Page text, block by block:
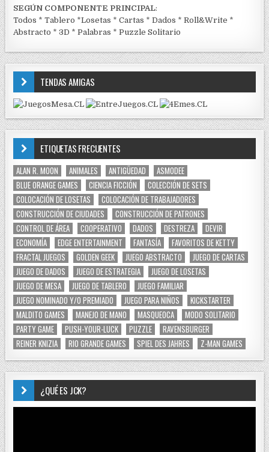
SEGÚN COMPONENTE PRINCIPAL:
Todos *Tablero *Losetas *Cartas *Dados *Roll&Write *
Abstracto *3D *Palabras *Puzzle Solitario
TENDAS AMIGAS
ETIQUETAS FRECUENTES
ALAN R. MOON ANIMALES ANTIGÜEDAD
ASMODEE
BLUE ORANGE GAMES
CIENCIA FICCIÓN
COLECCIÓN DE SETS
COLOCACIÓN DE LOSETAS
COLOCACIÓN DE TRABAJADORES
CONSTRUCCIÓN DE CIUDADES
CONSTRUCCIÓN DE PATRONES
CONTROL DE ÁREA
COOPERATIVO DADOS DESTREZA
DEVIR
ECONOMÍA
EDGE ENTERTAINMENT FANTASÍA
FAVORITOS DE KETTY
FRACTAL JUEGOS
GOLDEN GEEK JUEGO ABSTRACTO
JUEGO DE CARTAS
JUEGO DE DADOS
JUEGO DE ESTRATEGIA
JUEGO DE LOSETAS
JUEGO DE MESA
JUEGO DE TABLERO
JUEGO FAMILIAR
JUEGO NOMINADO Y/O PREMIADO
JUEGO PARA NIÑOS
KICKSTARTER
MALDITO GAMES
MANEJO DE MANO MASQUEOCA
MODO SOLITARIO
PARTY GAME
PUSH-YOUR-LUCK PUZZLE
RAVENSBURGER
REINER KNIZIA
RIO GRANDE GAMES SPIEL DES JAHRES Z-MAN GAMES
¿QUÉ ES JCK?